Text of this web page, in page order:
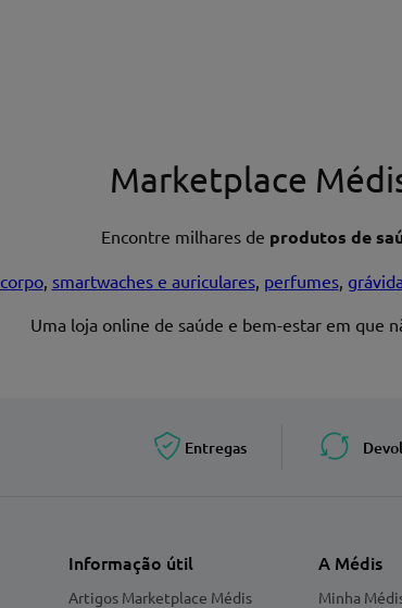
Marketplace
Encontre milhares de produtos de
corpo, smartwaches e auriculares, perfumes, grávida
Uma loja online de saúde e bem-estar em que
Entregas
Informação útil
Artigos Marketplace Médis
A Médis
Minha